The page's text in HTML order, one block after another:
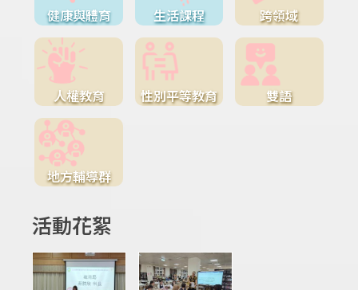
健康與體育 生活課程 跨領域
人權教育 性別平等教育 雙語
地方輔導群
活動花絮